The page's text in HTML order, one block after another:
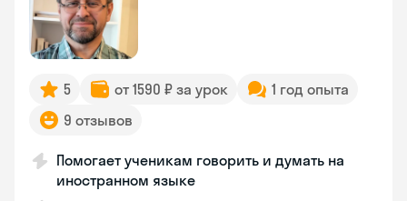
5 от 1590 ₽ за урок
1 год опыта
9 отзывов
Помогает ученикам говорить и думать на
иностранном языке